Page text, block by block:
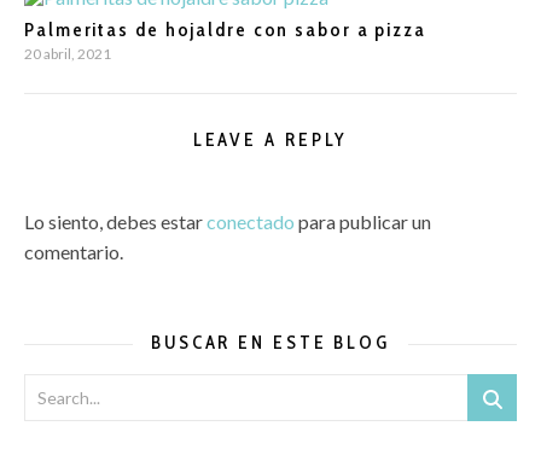
Palmeritas de hojaldre con sabor a pizza
20 abril, 2021
LEAVE A REPLY
Lo siento, debes estarconectado para publicar un
comentario.
BUSCAR EN ESTE BLOG